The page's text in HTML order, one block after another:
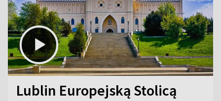
Lublin Europejską Stolicą